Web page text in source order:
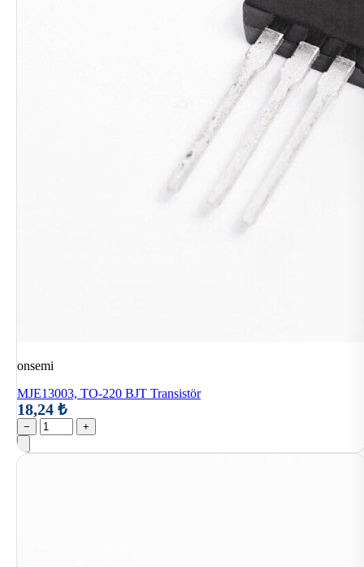
onsemi
MJE13003, TO-220 BJT Transistör
18,24 ₺
− +